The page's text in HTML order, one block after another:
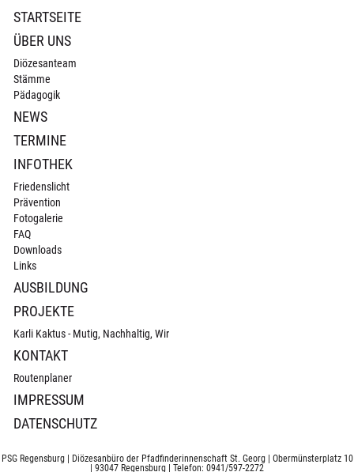
STARTSEITE
ÜBER UNS
Diözesanteam
Stämme
Pädagogik
NEWS
TERMINE
INFOTHEK
Friedenslicht
Prävention
Fotogalerie
FAQ
Downloads
Links
AUSBILDUNG
PROJEKTE
Karli Kaktus - Mutig, Nachhaltig, Wir
KONTAKT
Routenplaner
IMPRESSUM
DATENSCHUTZ
PSG Regensburg | Diözesanbüro der Pfadfinderinnenschaft St. Georg | Obermünsterplatz 10
| 93047 Regensburg | Telefon: 0941/597-2272